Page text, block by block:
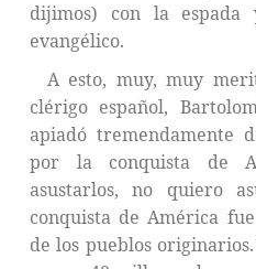
dijimos) con la
evangélico.
A esto, muy, muy
clérigo español,
apiadó tremendamente
por la conquista de
asustarlos, no quiero
conquista de América
de los pueblos